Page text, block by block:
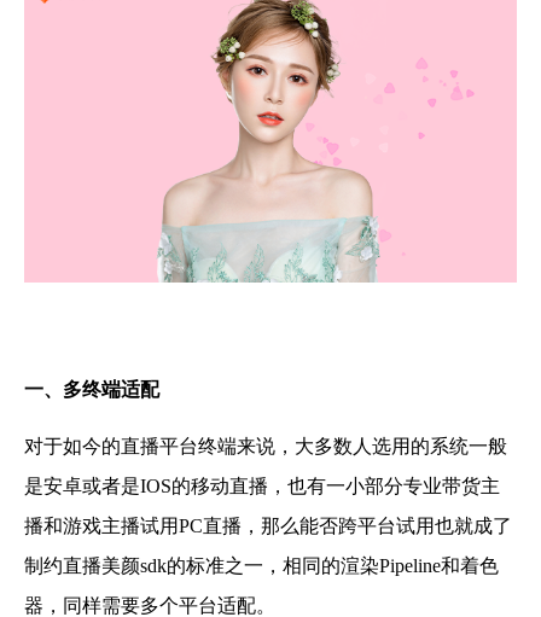
一、 多终端适配
对于如今的直播平台终端来说，大多数人选用的系统一般
是安卓或者是IOS的移动直播，也有一小部分专业带货主
播和游戏主播试用PC直播，那么能否跨平台试用也就成了
制约直播美颜sdk的标准之一，相同的渲染Pipeline和着色
器， 同样需要多个平台适配。